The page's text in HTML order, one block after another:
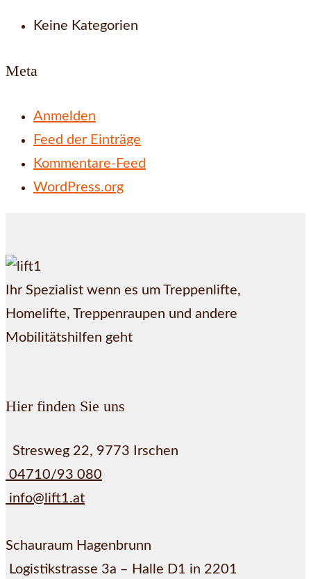
Keine Kategorien
Meta
Anmelden
Feed der Einträge
Kommentare-Feed
WordPress.org
Ihr Spezialist wenn es um Treppenlifte,
Homelifte, Treppenraupen und andere
Mobilitätshilfen geht
Hier finden Sie uns
Stresweg 22, 9773 Irschen
04710/93 080
info@lift1.at
Schauraum Hagenbrunn
Logistikstrasse 3a – Halle D1 in 2201